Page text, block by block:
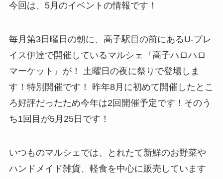
今回は、5月のイベントの情報です！
毎月第3日曜日の朝に、高子駅目の前にあるU-プレ
イス伊達で開催しているマルシェ『高子ハロハロ
マーケット』が！ 土曜日の夜に祭りで登場しま
す！特別開催です！ 昨年8月に初めて開催したとこ
ろ好評だったため今年は2回開催予定です！そのう
ち1回目が5月25日です！
いつものマルシェでは、とれたて新鮮のお野菜や
ハンドメイド雑貨、軽食を中心に販売しています